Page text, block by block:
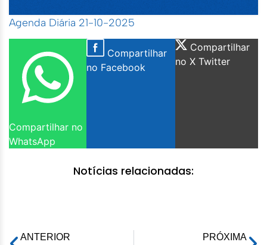
Agenda Diária 21-10-2025
Compartilhar no
WhatsApp
Compartilhar
no Facebook
Compartilhar
no X Twitter
Notícias relacionadas:
ANTERIOR
PRÓXIMA